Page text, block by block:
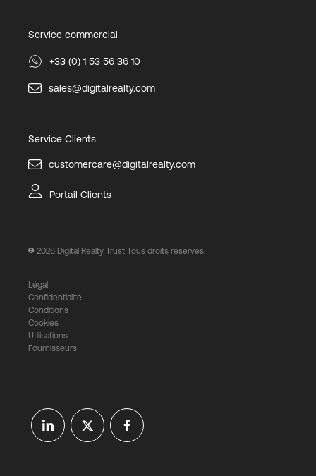
Service commercial
+33 (0) 1 53 56 36 10
sales@digitalrealty.com
Service Clients
customercare@digitalrealty.com
Portail Clients
2026 Digital Realty Trust Tous droits réservés.
Légal
Confidentialité
Conditions
Cookies
Utilisations
Fournisseurs